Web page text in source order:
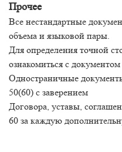
Прочее
Все нестандартные
объема и языковой пары.
Для определения точной
ознакомиться с документом
Одностраничные
50(60) с заверением
Договора, уставы,
60 за каждую